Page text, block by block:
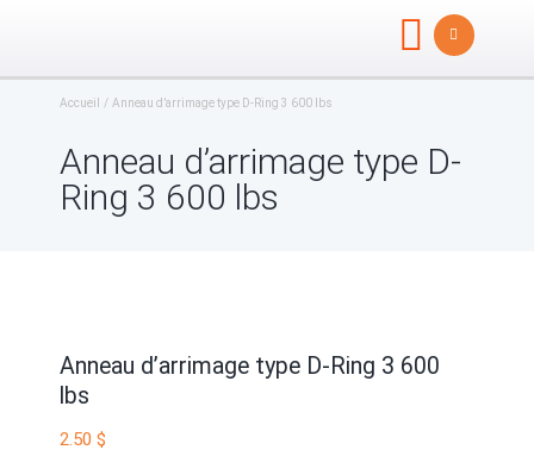
Accueil Anneau d’arrimage type D-Ring 3 600 lbs
Anneau d’arrimage type D-
Ring 3 600 lbs
Anneau d’arrimage type D-Ring 3 600
lbs
2.50 $